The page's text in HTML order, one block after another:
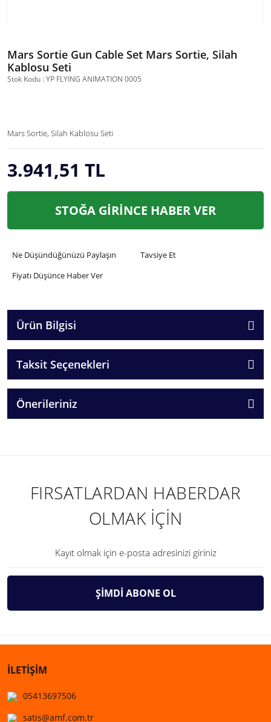
Mars Sortie Gun Cable Set Mars Sortie, Silah
Kablosu Seti
Stok Kodu : YP FLYING ANIMATION 0005
Mars Sortie, Silah Kablosu Seti
3.941,51 TL
STOĞA GİRİNCE HABER VER
Ne Düşündüğünüzü Paylaşın
Tavsiye Et
Fiyatı Düşünce Haber Ver
Ürün Bilgisi
Taksit Seçenekleri
Önerileriniz
FIRSATLARDAN HABERDAR
OLMAK İÇİN
ŞİMDİ ABONE OL
İLETİŞİM
05413697506
satis@amf.com.tr